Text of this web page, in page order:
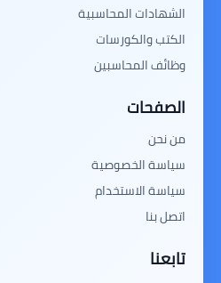
الشهادات المحاسبية
الكتب والكورسات
وظائف المحاسبين
الصفحات
من نحن
سياسة الخصوصية
سياسة الاستخدام
اتصل بنا
تابعنا